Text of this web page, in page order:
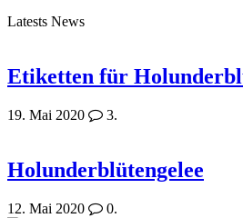
Latests News
Etiketten für
19. Mai 2020 3.
Holunderblütengelee
12. Mai 2020 0.